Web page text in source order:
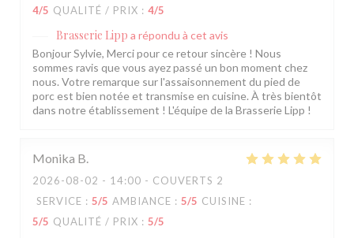
4/5 QUALITÉ / PRIX : 4/5
Brasserie Lipp a répondu à cet avis
Bonjour Sylvie, Merci pour ce retour sincère ! Nous
sommes ravis que vous ayez passé un bon moment chez
nous. Votre remarque sur l'assaisonnement du pied de
porc est bien notée et transmise en cuisine. À très bientôt
dans notre établissement ! L'équipe de la Brasserie Lipp !
Monika B
2026-08-02 - 14:00 - COUVERTS 2
SERVICE : 5/5 AMBIANCE : 5/5 CUISINE :
5/5 QUALITÉ / PRIX : 5/5